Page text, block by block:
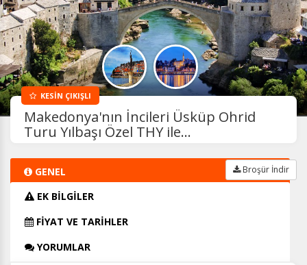
KESİN ÇIKIŞLI
Makedonya'nın İncileri Üsküp Ohrid
Turu Yılbaşı Özel THY ile...
GENEL
EK BİLGİLER
FİYAT VE TARİHLER
YORUMLAR
Broşür İndir